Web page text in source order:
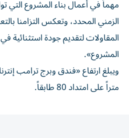
مهماً في أعمال بناء المشروع
الزمني المحدد، وتعكس التزامنا
المقاولات لتقديم جودة استثنائية
المشروع».
متراً على امتداد 80 طابقاً.